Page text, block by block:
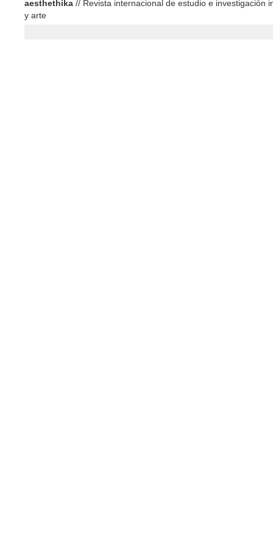
aesthethika // Revista internacional de estudio e investigación
y arte